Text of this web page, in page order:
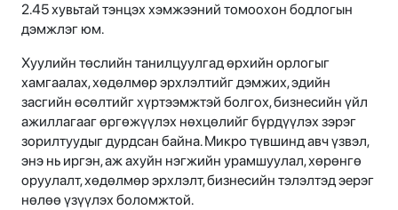
2.45 хувьтай тэнцэх хэмжээний томоохон бодлогын
дэмжлэг юм.
Хуулийн төслийн танилцуулгад өрхийн орлогыг
хамгаалах, хөдөлмөр эрхлэлтийг дэмжих, эдийн
засгийн өсөлтийг хүртээмжтэй болгох, бизнесийн үйл
ажиллагааг өргөжүүлэх нөхцөлийг бүрдүүлэх зэрэг
зорилтуудыг дурдсан байна. Микро түвшинд авч үзвэл,
энэ нь иргэн, аж ахуйн нэгжийн урамшуулал, хөрөнгө
оруулалт, хөдөлмөр эрхлэлт, бизнесийн тэлэлтэд эерэг
нөлөө үзүүлэх боломжтой.